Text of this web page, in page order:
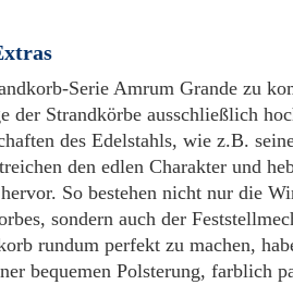
Serie Amrum Grande zu
der Strandkörbe ausschließlich
des Edelstahls, wie z.B.
den edlen Charakter und
So bestehen nicht nur die
sondern auch der
rundum perfekt zu machen,
bequemen Polsterung, farblich